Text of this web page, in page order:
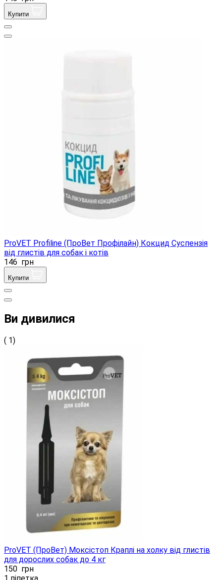
Купити
ProVET Profiline (ПроВет Профілайн) Кокцид Суспензія
від глистів для собак і котів
146 грн
Купити
Ви дивилися
( 1)
ProVET (ПроВет) Моксістоп Краплі на холку від глистів
для дорослих собак до 4 кг
150 грн